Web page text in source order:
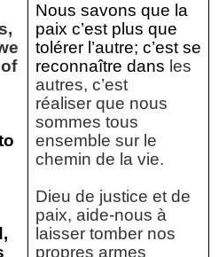
Nous savons que la
paix c’est plus que
tolérer l’autre; c’est se
reconnaître dans les
autres, c’est
réaliser que nous
sommes tous
ensemble sur le
chemin de la vie.
Dieu de justice et de
paix, aide-nous à
laisser tomber nos
propres armes